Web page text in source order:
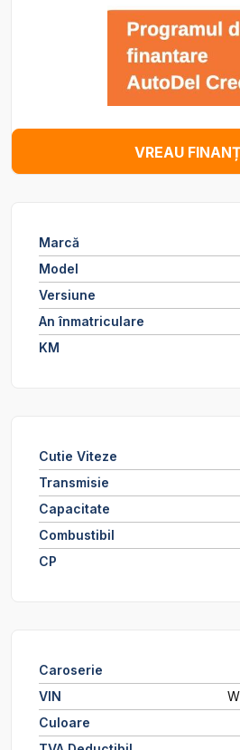
VREAU
Marcă
Model
Versiune
An înmatriculare
KM
Cutie Viteze
Transmisie
Capacitate
Combustibil
CP
Caroserie
VIN
Culoare